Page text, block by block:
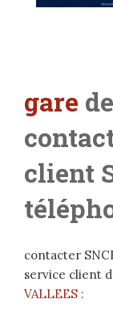
gare
client
contacter
service client
VALLEES :